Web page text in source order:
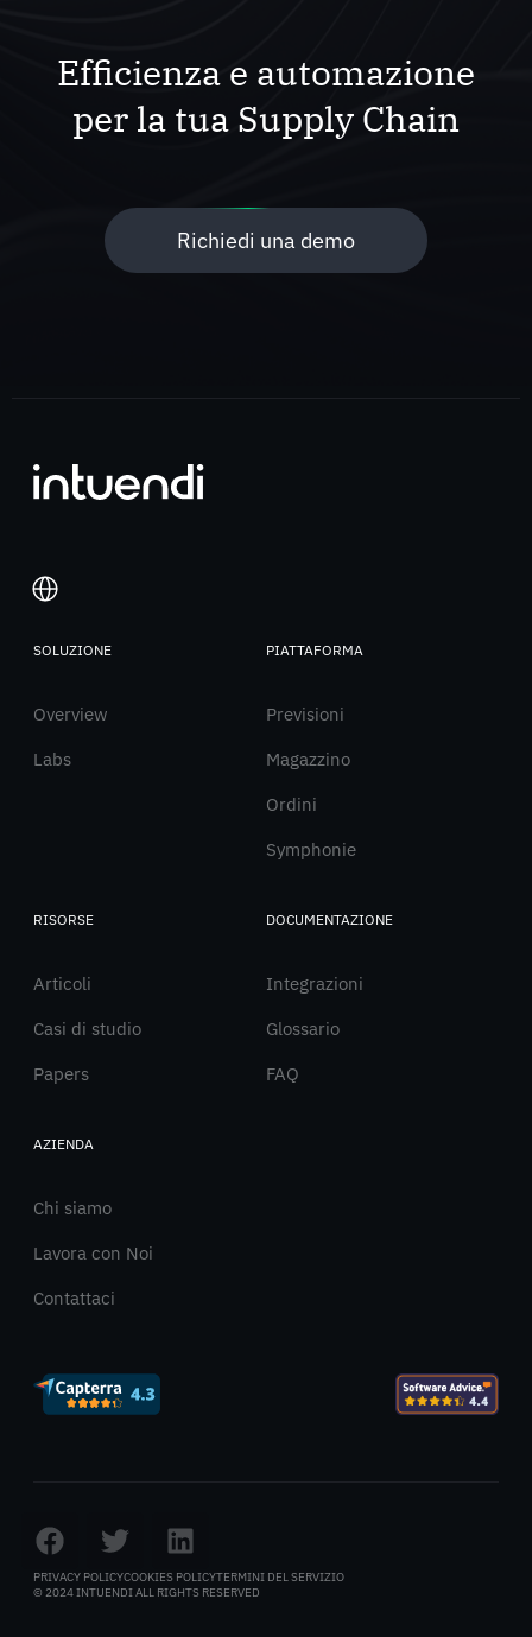
Efficienza e automazione
per la tua Supply Chain
Richiedi una demo
English
SOLUZIONE
Overview
Labs
PIATTAFORMA
Previsioni
Magazzino
Ordini
Symphonie
RISORSE
Articoli
Casi di studio
Papers
DOCUMENTAZIONE
Integrazioni
Glossario
FAQ
AZIENDA
Chi siamo
Lavora con Noi
Contattaci
PRIVACY POLICYCOOKIES POLICYTERMINI DEL SERVIZIO
© 2024 INTUENDI ALL RIGHTS RESERVED